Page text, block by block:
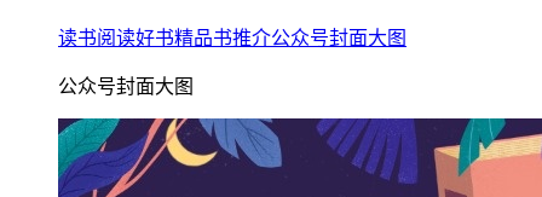
读书阅读好书精品书推介公众号封面大图
公众号封面大图